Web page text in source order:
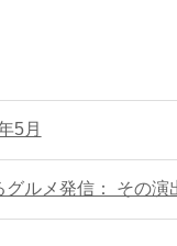
5月
グルメ発信： その